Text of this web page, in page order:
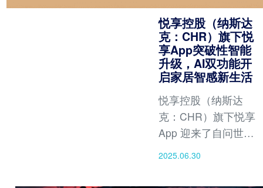
悦享控股（纳斯达
克：CHR）旗下悦
享App突破性智能
升级，AI双功能开
启家居智感新生活
悦享控股（纳斯达
克：CHR）旗下悦享
App 迎来了自问世以
来最具突破性的智能
2025.06.30